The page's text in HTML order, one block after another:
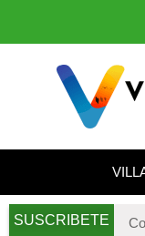
SUSCRIBETE